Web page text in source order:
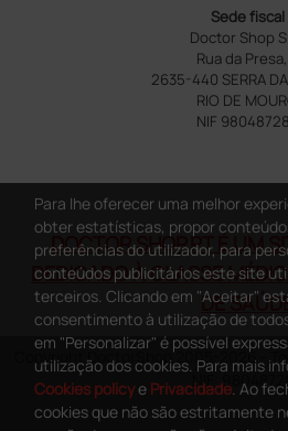
Sede fiscal
Doctor Shop
Rua da
2635-440 SERRA
RIO DE
NIF
DOCTOR SHOP.PT É UM
DEDICADO À CLASSE
DE
Copyright DoctorShop 2005-2026 -
NIF:
Para lhe oferecer uma melhor
obter estatísticas, propor
preferências do utilizador, para
conteúdos publicitários este site
terceiros. Clicando em "Aceitar"
consentimento à utilização de
em "Personalizar" é possível
utilização dos cookies. Para mais
Cookies policye Privacidade. Ao
cookies que não são estritamente